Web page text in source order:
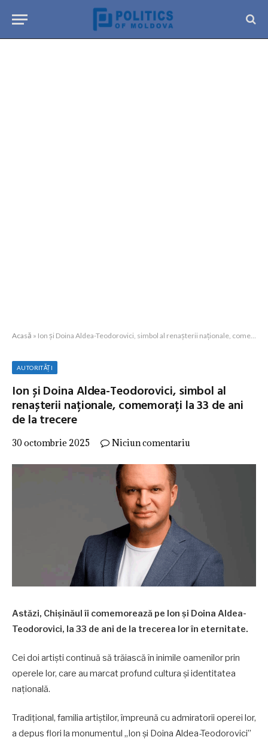
Acasă » Ion și Doina Aldea-Teodorovici, simbol al renașterii naționale, comemorați la 33 de ani de la trecere
AUTORITĂȚI
Ion și Doina Aldea-Teodorovici, simbol al
renașterii naționale, comemorați la 33 de ani
de la trecere
30 octombrie 2025 Niciun comentariu
Astăzi, Chișinăul îi comemorează pe Ion și Doina Aldea-
Teodorovici, la 33 de ani de la trecerea lor în eternitate.
Cei doi artiști continuă să trăiască în inimile oamenilor prin
operele lor, care au marcat profund cultura și identitatea
națională.
Tradițional, familia artiștilor, împreună cu admiratorii operei lor,
a depus flori la monumentul „Ion și Doina Aldea-Teodorovici”